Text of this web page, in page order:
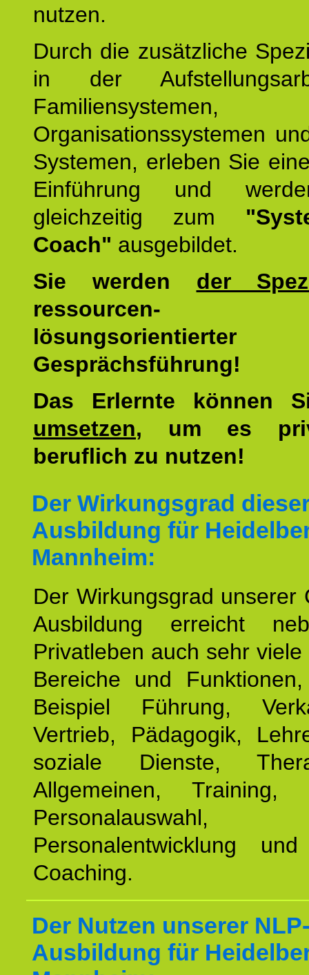
nutzen.
Durch die zusätzliche
in der
Familiensystemen,
Organisationssystemen
Systemen, erleben Sie
Einführung und
gleichzeitig zum
Coach" ausgebildet.
Sie werden der
lösungsorientierter
Gesprächsführung!
Das Erlernte können
umsetzen, um es
beruflich zu nutzen!
Der Wirkungsgrad
Ausbildung für
Mannheim:
Der Wirkungsgrad unserer
Ausbildung erreicht
Privatleben auch sehr
Bereiche und
Beispiel Führung,
Vertrieb, Pädagogik,
soziale Dienste,
Allgemeinen, Training,
Personalauswahl,
Personalentwicklung
Coaching.
Der Nutzen unserer
Ausbildung für